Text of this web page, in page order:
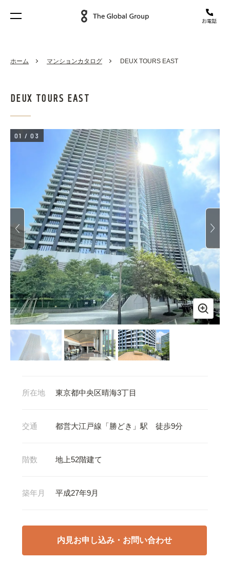
ホーム マンションカタログ DEUX TOURS EAST
DEUX TOURS EAST
01 / 03
所在地 東京都中央区晴海3丁目
交通 都営大江戸線「勝どき」駅 徒歩9分
階数 地上52階建て
築年月 平成27年9月
内見お申し込み・お問い合わせ